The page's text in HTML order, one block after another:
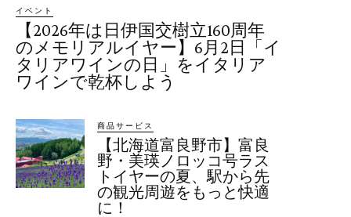
イベント
【2026年は日伊国交樹立160周年
のメモリアルイヤー】6月2日「イ
タリアワインの日」をイタリア
ワインで乾杯しよう
商品サービス
【北海道富良野市】富良
野・美瑛ノロッコ号ラス
トイヤーの夏、駅から先
の観光周遊をもっと快適
に！